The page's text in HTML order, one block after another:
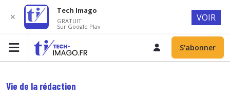
S'abonner
Vie de la rédaction
✕
Tech Imago
GRATUIT
Sur Google Play
VOIR